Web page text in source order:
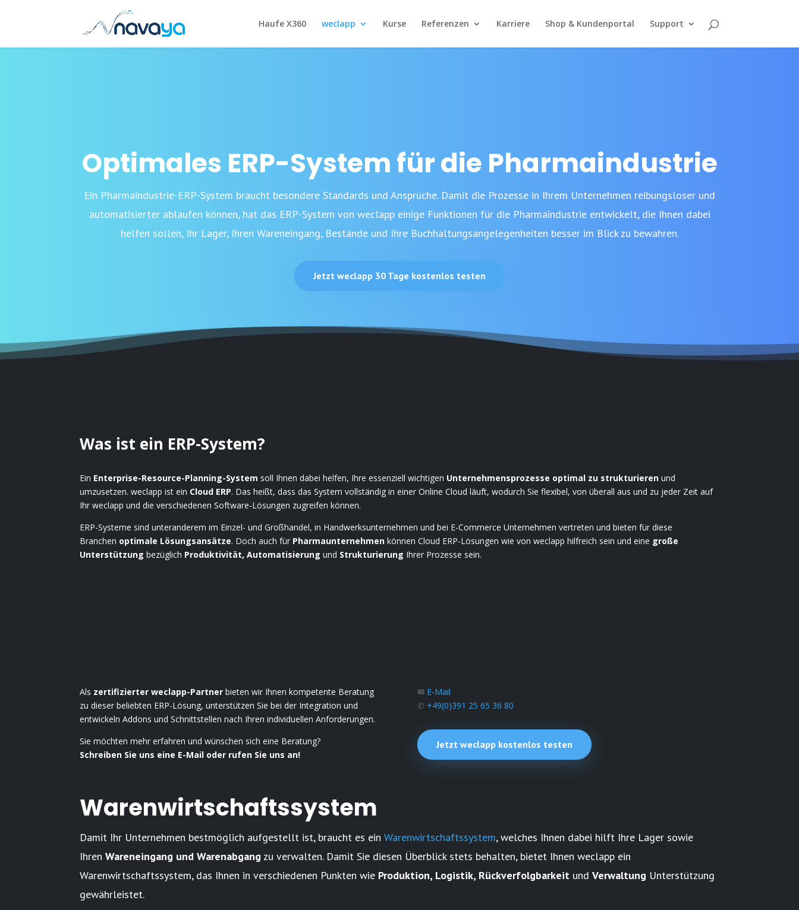
Haufe X360 weclapp Kurse Referenzen Karriere Shop & Kundenportal Support
Optimales ERP-System für die Pharmaindustrie
Ein Pharmaindustrie-ERP-System braucht besondere Standards und Ansprüche. Damit die Prozesse in Ihrem Unternehmen reibungsloser und
automatisierter ablaufen können, hat das ERP-System von weclapp einige Funktionen für die Pharmaindustrie entwickelt, die Ihnen dabei
helfen sollen, Ihr Lager, Ihren Wareneingang, Bestände und Ihre Buchhaltungsangelegenheiten besser im Blick zu bewahren.
Jetzt weclapp 30 Tage kostenlos testen
Was ist ein ERP-System?
Ein Enterprise-Resource-Planning-System soll Ihnen dabei helfen, Ihre essenziell wichtigen Unternehmensprozesse optimal zu strukturieren und
umzusetzen. weclapp ist ein Cloud ERP. Das heißt, dass das System vollständig in einer Online Cloud läuft, wodurch Sie flexibel, von überall aus und zu jeder Zeit auf
Ihr weclapp und die verschiedenen Software-Lösungen zugreifen können.
ERP-Systeme sind unteranderem im Einzel- und Großhandel, in Handwerksunternehmen und bei E-Commerce Unternehmen vertreten und bieten für diese
Branchen optimale Lösungsansätze. Doch auch für Pharmaunternehmen können Cloud ERP-Lösungen wie von weclapp hilfreich sein und eine große
Unterstützung bezüglich Produktivität, Automatisierung und Strukturierung Ihrer Prozesse sein.
Als zertifizierter weclapp-Partner bieten wir Ihnen kompetente Beratung
zu dieser beliebten ERP-Lösung, unterstützen Sie bei der Integration und
entwickeln Addons und Schnittstellen nach Ihren individuellen Anforderungen.
Sie möchten mehr erfahren und wünschen sich eine Beratung?
Schreiben Sie uns eine E-Mail oder rufen Sie uns an!
✉ E-Mail
✆ +49(0)391 25 65 36 80
Jetzt weclapp kostenlos testen
Warenwirtschaftssystem
Damit Ihr Unternehmen bestmöglich aufgestellt ist, braucht es ein Warenwirtschaftssystem, welches Ihnen dabei hilft Ihre Lager sowie
Ihren Wareneingang und Warenabgang zu verwalten. Damit Sie diesen Überblick stets behalten, bietet Ihnen weclapp ein
Warenwirtschaftssystem, das Ihnen in verschiedenen Punkten wie Produktion, Logistik, Rückverfolgbarkeit und Verwaltung Unterstützung
gewährleistet.